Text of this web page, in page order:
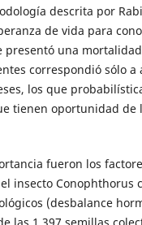
descrita por
de vida para
presentó una
correspondió sólo a
los que
tienen oportunidad de
fueron los
insecto Conophthorus
(desbalance